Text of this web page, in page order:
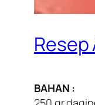
BAHAN :